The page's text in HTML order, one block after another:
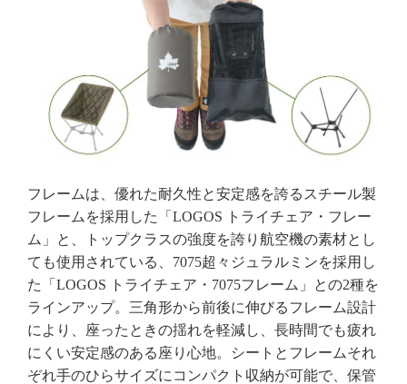
フレームは、優れた耐久性と安定感を誇るスチール製
フレームを採用した「LOGOS トライチェア・フレー
ム」と、トップクラスの強度を誇り航空機の素材とし
ても使用されている、7075超々ジュラルミンを採用し
た「LOGOS トライチェア・7075フレーム」との2種を
ラインアップ。三角形から前後に伸びるフレーム設計
により、座ったときの揺れを軽減し、長時間でも疲れ
にくい安定感のある座り心地。シートとフレームそれ
ぞれ手のひらサイズにコンパクト収納が可能で、保管